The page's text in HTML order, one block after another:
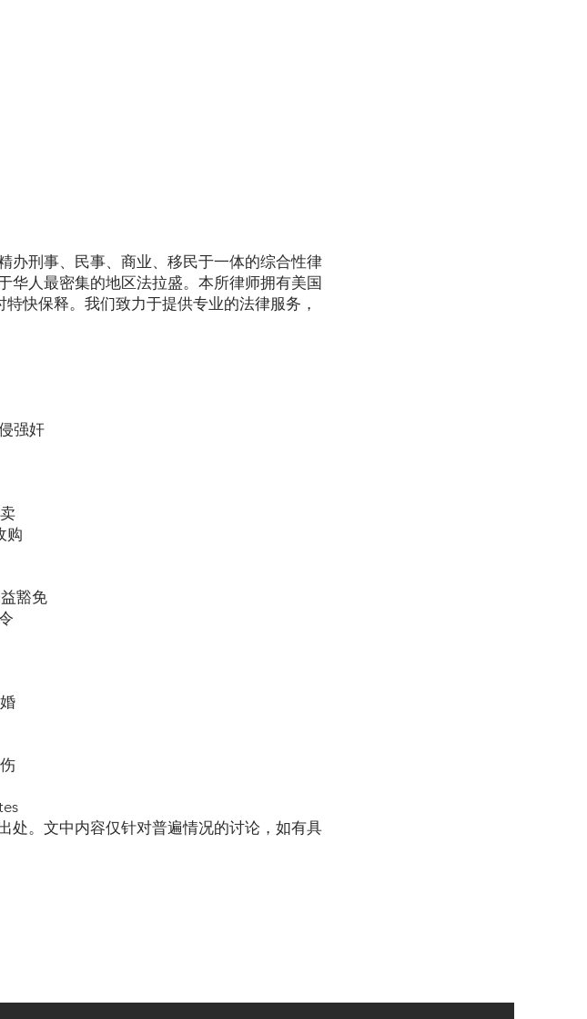
办刑事、民事、商业、移民于一体的综合性律
华人最密集的地区法拉盛。本所律师拥有美国
快保释。我们致力于提供专业的法律服务，
强奸
购
豁免
处。文中内容仅针对普遍情况的讨论，如有具